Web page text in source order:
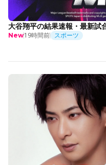
大谷翔平の結果速報・最新試
New19時間前 スポーツ